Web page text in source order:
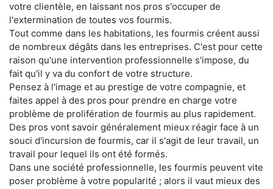
votre clientèle, en laissant nos pros s'occuper de
l'extermination de toutes vos fourmis.
Tout comme dans les habitations, les fourmis créent aussi
de nombreux dégâts dans les entreprises. C'est pour cette
raison qu'une intervention professionnelle s'impose, du
fait qu'il y va du confort de votre structure.
Pensez à l'image et au prestige de votre compagnie, et
faites appel à des pros pour prendre en charge votre
problème de prolifération de fourmis au plus rapidement.
Des pros vont savoir généralement mieux réagir face à un
souci d'incursion de fourmis, car il s'agit de leur travail, un
travail pour lequel ils ont été formés.
Dans une société professionnelle, les fourmis peuvent vite
poser problème à votre popularité ; alors il vaut mieux des